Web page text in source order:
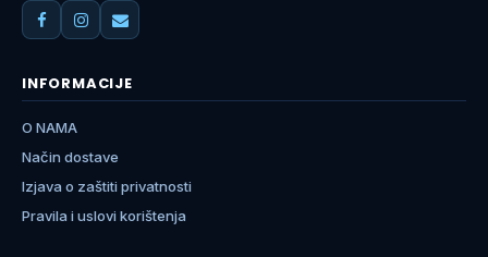
INFORMACIJE
O NAMA
Način dostave
Izjava o zaštiti privatnosti
Pravila i uslovi korištenja